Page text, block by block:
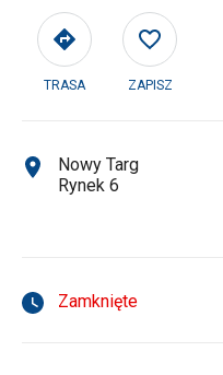
TRASA ZAPISZ
Nowy Targ
Rynek 6
Zamknięte